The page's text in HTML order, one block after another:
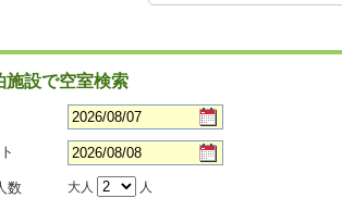
施設で空室検索
数 大人
人